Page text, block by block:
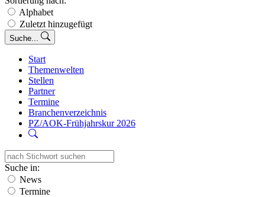
Alphabet
Zuletzt hinzugefügt
Suche...
Start
Themenwelten
Stellen
Partner
Termine
Branchenverzeichnis
PZ/AOK-Frühjahrskur 2026
Suche in:
News
Termine